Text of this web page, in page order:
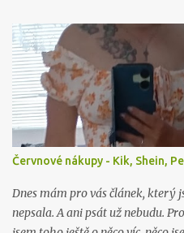
otestovat. Firma mě příjemně
si hned dva jejich výrobky k
vám sem hodím tento článek už
recenze. Tu si nechám na
abych opravdu viděla, co
Červnové nákupy - Kik, Shein,
Dnes mám pro vás článek, který
nepsala. A ani psát už nebudu.